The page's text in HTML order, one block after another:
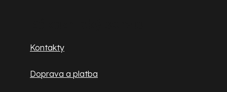
Kontakty
Doprava a platba